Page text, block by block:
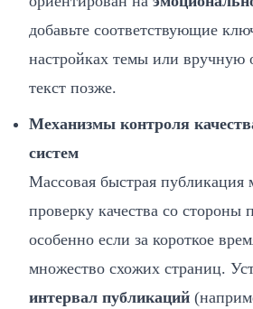
добавьте соответствующие
настройках темы или вручную
текст позже.
Механизмы контроля
систем
Массовая быстрая публикация
проверку качества со стороны
особенно если за короткое
множество схожих страниц.
интервал публикаций